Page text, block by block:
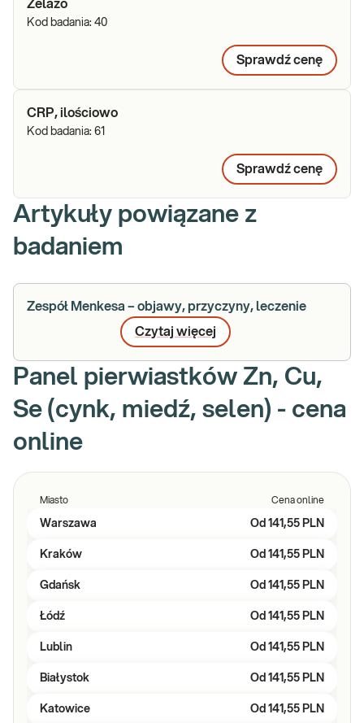
Żelazo
Kod badania: 40
Sprawdź cenę
CRP, ilościowo
Kod badania: 61
Sprawdź cenę
Artykuły powiązane z
badaniem
Zespół Menkesa – objawy, przyczyny, leczenie
Czytaj więcej
Panel pierwiastków Zn, Cu,
Se (cynk, miedź, selen) - cena
online
Miasto Cena online
Warszawa Od 141,55 PLN
Kraków Od 141,55 PLN
Gdańsk Od 141,55 PLN
Łódź Od 141,55 PLN
Lublin Od 141,55 PLN
Białystok Od 141,55 PLN
Katowice Od 141,55 PLN